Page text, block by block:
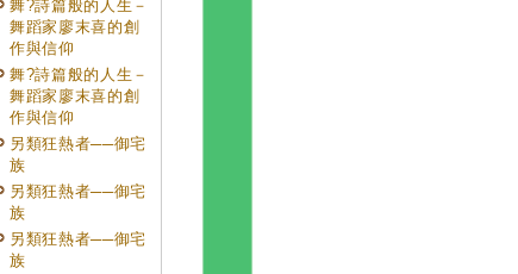
舞?詩篇般的人生－
舞蹈家廖末喜的創
作與信仰
舞?詩篇般的人生－
舞蹈家廖末喜的創
作與信仰
另類狂熱者──御宅
族
另類狂熱者──御宅
族
另類狂熱者──御宅
族